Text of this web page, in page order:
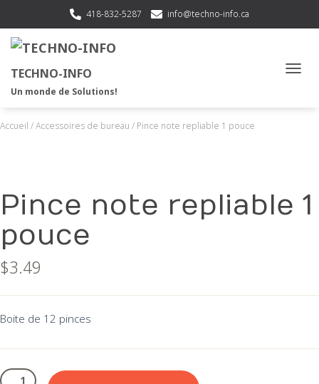
418-832-5287 info@techno-info.ca
TECHNO-INFO
Un monde de Solutions!
Accueil /Accessoires de bureau / Pince note repliable 1 pouce
Pince note repliable 1
pouce
$3.49
Boite de 12 pinces
quantité